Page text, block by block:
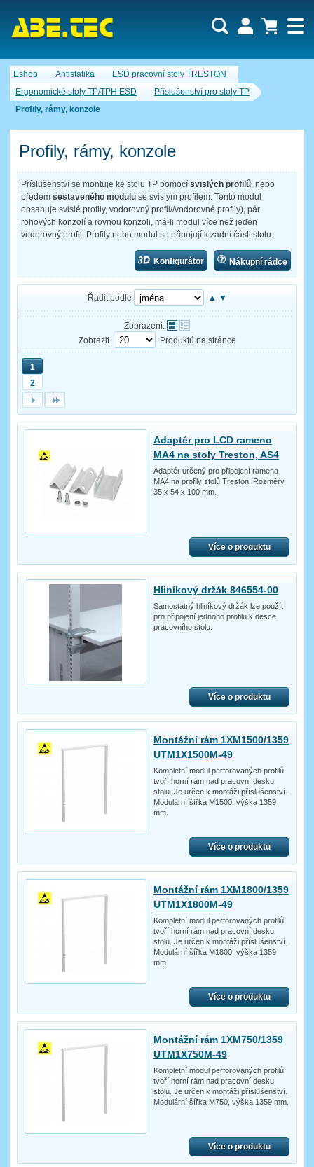
Eshop Antistatika
ESD pracovní stoly TRESTON
Ergonomické stoly TP/TPH ESD
Příslušenství pro stoly TP
Profily, rámy, konzole
Profily, rámy, konzole
Příslušenství se montuje ke stolu TP pomocí svislých profilů , nebo
předem sestaveného modulu se svislým profilem. Tento modul
obsahuje svislé profily, vodorovný profil//vodorovné profily), pár
rohových konzolí a rovnou konzoli, má-li modul více než jeden
vodorovný profil. Profily nebo modul se připojují k zadní části stolu.
Konfigurátor Nákupní rádce
Řadit podle ▲ ▼
Zobrazení:
Zobrazit
Produktů na stránce
1
2
Adaptér pro LCD rameno
MA4 na stoly Treston, AS4
Adaptér určený pro připojení ramena
MA4 na profily stolů Treston. Rozměry
35 x 54 x 100 mm.
Více o produktu
Hliníkový držák 846554-00
Samostatný hliníkový držák lze použít
pro připojení jednoho profilu k desce
pracovního stolu.
Více o produktu
Montážní rám 1XM1500/1359
UTM1X1500M-49
Kompletní modul perforovaných profilů
tvoří horní rám nad pracovní desku
stolu. Je určen k montáži příslušenství.
Modulární šířka M1500, výška 1359
mm.
Více o produktu
Montážní rám 1XM1800/1359
UTM1X1800M-49
Kompletní modul perforovaných profilů
tvoří horní rám nad pracovní desku
stolu. Je určen k montáži příslušenství.
Modulární šířka M1800, výška 1359
mm.
Více o produktu
Montážní rám 1XM750/1359
UTM1X750M-49
Kompletní modul perforovaných profilů
tvoří horní rám nad pracovní desku
stolu. Je určen k montáži příslušenství.
Modulární šířka M750, výška 1359 mm.
Více o produktu
Nákupní košík je momentálně prázdný.
Obsah košíku
Cena celkem:0,00 CZK
Uživatel:
Heslo: